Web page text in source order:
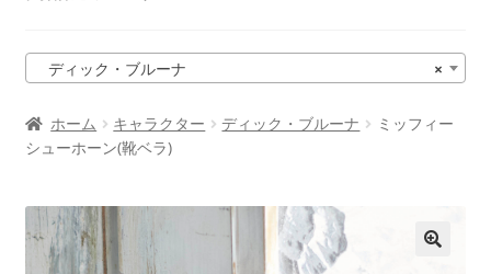
ン
へ
キ
ッ
ス
キ
プ
メ
ニ
ュ
開
商品紹介
サ
メ
を
取扱店舗
メ
×
ディック・ブルーナ
ホーム キャラクター ディック・ブルーナ
ミッフィー
シューホーン(靴ベラ)